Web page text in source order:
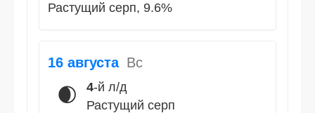
Растущий серп, 9.6%
16 августа Вс
🌒 4-й л/д
Растущий серп